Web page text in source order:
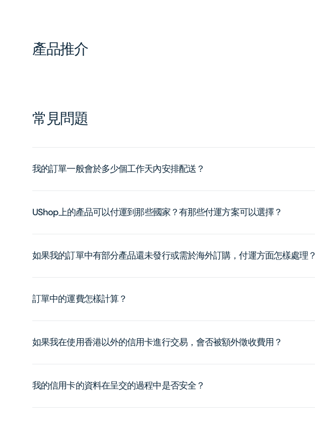
產品推介
常見問題
我的訂單一般會於多少個工作天內安排配送？
UShop上的產品可以付運到那些國家？有那些付運方案可以選擇？
如果我的訂單中有部分產品還未發行或需於海外訂購，付運方面怎樣處理？
訂單中的運費怎樣計算？
如果我在使用香港以外的信用卡進行交易，會否被額外徵收費用？
我的信用卡的資料在呈交的過程中是否安全？